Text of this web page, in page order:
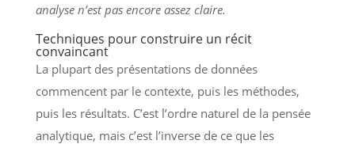
analyse n’est pas encore assez claire.
Techniques pour construire un récit
convaincant
La plupart des présentations de données
commencent par le contexte, puis les méthodes,
puis les résultats. C’est l’ordre naturel de la pensée
analytique, mais c’est l’inverse de ce que les